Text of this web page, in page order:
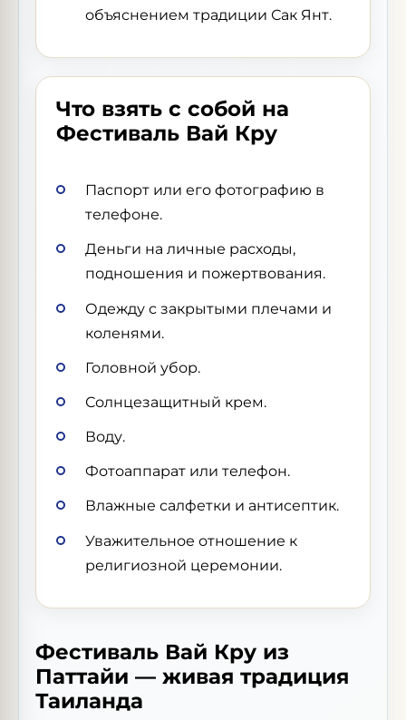
объяснением традиции Сак Янт.
Что взять с собой на
Фестиваль Вай Кру
Паспорт или его фотографию в
телефоне.
Деньги на личные расходы,
подношения и пожертвования.
Одежду с закрытыми плечами и
коленями.
Головной убор.
Солнцезащитный крем.
Воду.
Фотоаппарат или телефон.
Влажные салфетки и антисептик.
Уважительное отношение к
религиозной церемонии.
Фестиваль Вай Кру из
Паттайи — живая традиция
Таиланда